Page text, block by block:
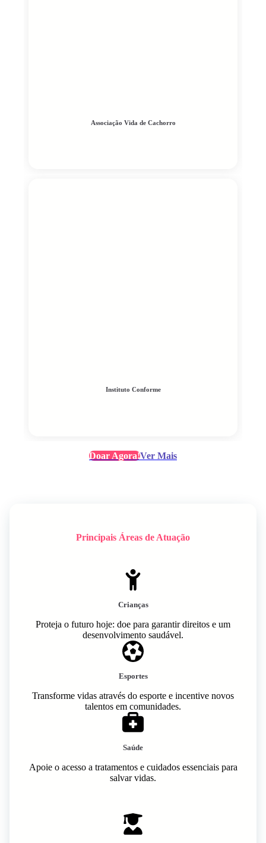
Associação Vida de Cachorro
Instituto Conforme
Doar Agora!Ver Mais
Principais Áreas de Atuação
Crianças
Proteja o futuro hoje: doe para garantir direitos e um
desenvolvimento saudável.
Esportes
Transforme vidas através do esporte e incentive novos
talentos em comunidades.
Saúde
Apoie o acesso a tratamentos e cuidados essenciais para
salvar vidas.